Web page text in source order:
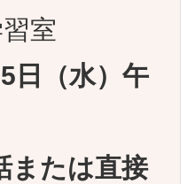
室
日（水）午
は直接